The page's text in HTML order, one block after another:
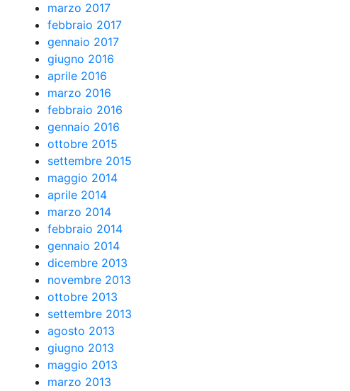
marzo 2017
febbraio 2017
gennaio 2017
giugno 2016
aprile 2016
marzo 2016
febbraio 2016
gennaio 2016
ottobre 2015
settembre 2015
maggio 2014
aprile 2014
marzo 2014
febbraio 2014
gennaio 2014
dicembre 2013
novembre 2013
ottobre 2013
settembre 2013
agosto 2013
giugno 2013
maggio 2013
marzo 2013